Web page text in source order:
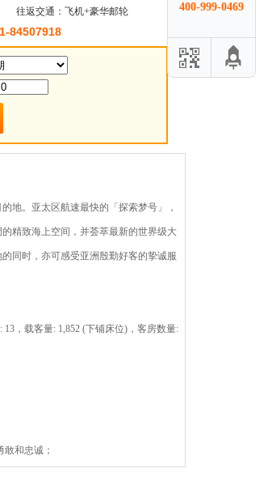
往返交通： 飞机+豪华邮轮
84507918
地。亚太区航速最快的「探索梦号」，
精致海上空间，并荟萃最新的世界级大
同时，亦可感受亚洲殷勤好客的挚诚服
，载客量: 1,852 (下铺床位)，客房数量:
和忠诚；
400-999-0469